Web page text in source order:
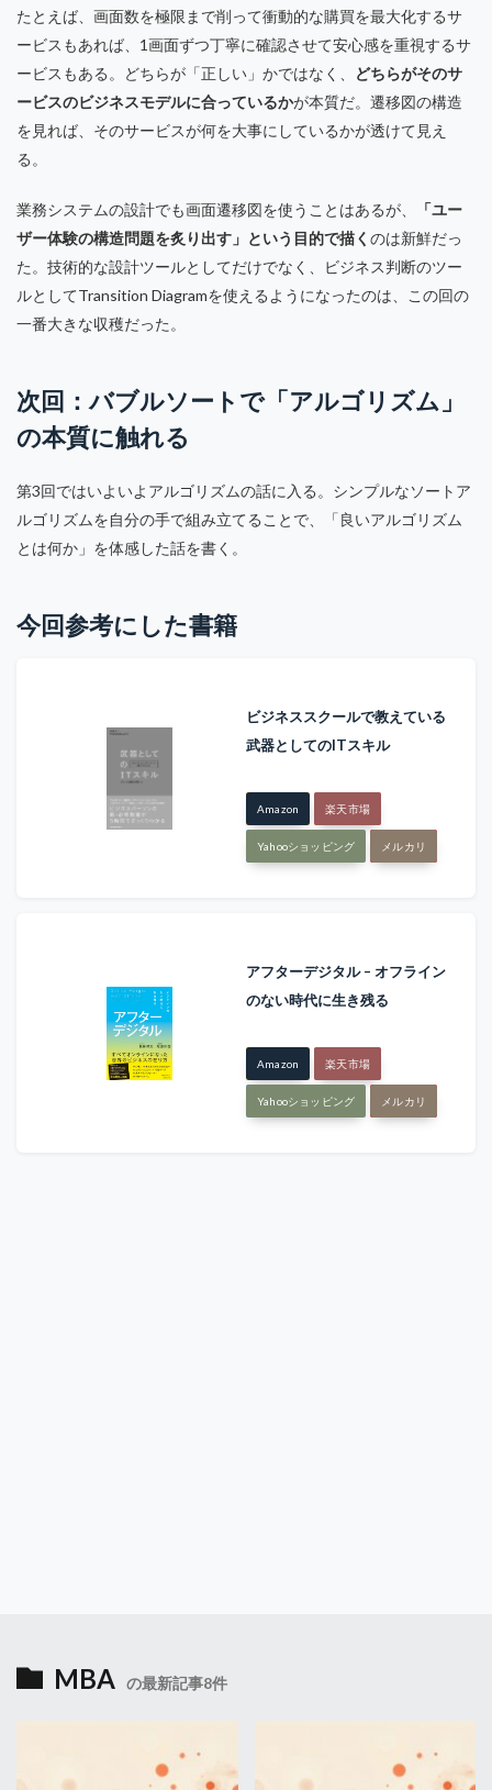
たとえば、画面数を極限まで削って衝動的な購買を最大化するサ
ービスもあれば、1画面ずつ丁寧に確認させて安心感を重視するサ
ービスもある。どちらが「正しい」かではなく、
どちらがそのサ
ービスのビジネスモデルに合っているかが本質だ。遷移図の構造
を見れば、そのサービスが何を大事にしているかが透けて見え
る。
業務システムの設計でも画面遷移図を使うことはあるが、
「ユー
ザー体験の構造問題を炙り出す」という目的で描く のは新鮮だっ
た。技術的な設計ツールとしてだけでなく、ビジネス判断のツー
ルとしてTransition Diagramを使えるようになったのは、この回の
一番大きな収穫だった。
次回：バブルソートで「アルゴリズム」
の本質に触れる
第3回ではいよいよアルゴリズムの話に入る。シンプルなソートア
ルゴリズムを自分の手で組み立てることで、「良いアルゴリズム
とは何か」を体感した話を書く。
今回参考にした書籍
ビジネススクールで教えている
武器としてのITスキル
Amazon 楽天市場
Yahooショッピング メルカリ
アフターデジタル – オフライン
のない時代に生き残る
Amazon 楽天市場
Yahooショッピング メルカリ
MBA の最新記事8件